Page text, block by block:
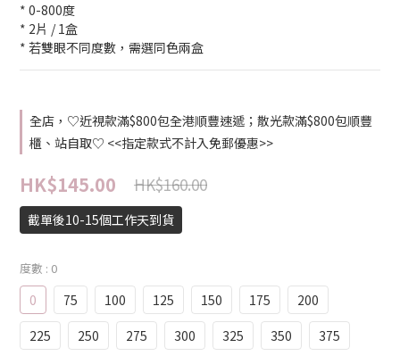
* 0-800度
* 2片 / 1盒
* 若雙眼不同度數，需選同色兩盒
全店，♡近視款滿$800包全港順豐速遞；散光款滿$800包順豐
櫃、站自取♡ <<指定款式不計入免郵優惠>>
HK$145.00 HK$160.00
截單後10-15個工作天到貨
度數 : 0
0 75 100 125 150 175
200
225
250 275 300 325 350
375